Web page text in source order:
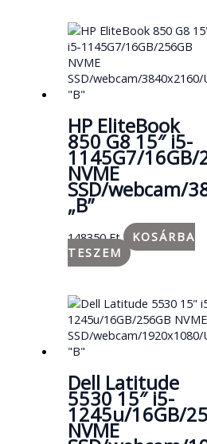
HP EliteBook
850 G8 15″ i5-
1145G7/16GB/
NVME
SSD/webcam/
„B”
148350Ft
KOSÁRBA
TESZEM
Dell Latitude
5530 15″ i5-
1245u/16GB/
NVME